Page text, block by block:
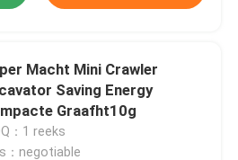
Macht Mini Crawler
Saving Energy
Graafht10g
：1 reeks
：negotiable